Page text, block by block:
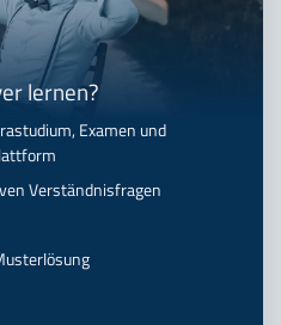
lernen?
Examen und
Verständnisfragen